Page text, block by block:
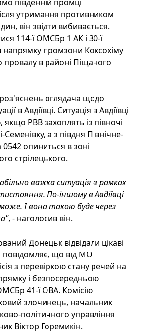
південній промці
утримання противником
він звідти вибивається.
114-ї ОМСБр 1 АК і 30-ї
промзони Коксохіму
провалу в районі Піщаного
оглядача щодо
в Авдіївці. Ситуація в Авдіївці
РВВ захоплять із півночі
а з півдня Північне-
0542 опиниться в зоні
стрілецького.
важка ситуація в рамках
По-іншому в Авдіївці
І вона такою буде через
, - наголосив він.
Донецьк відвідали цікаві
повідомляє, що від МО
з перевіркою стану речей на
і безпосередньою
41-ї ОВА. Комісію
злочинець, начальник
політичного управління
Віктор Горемикін.